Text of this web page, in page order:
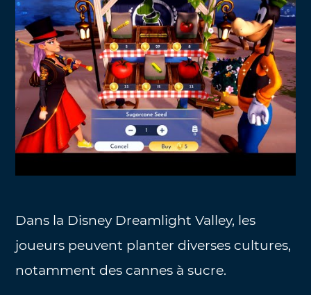
Dans la Disney Dreamlight Valley, les
joueurs peuvent planter diverses cultures,
notamment des cannes à sucre.